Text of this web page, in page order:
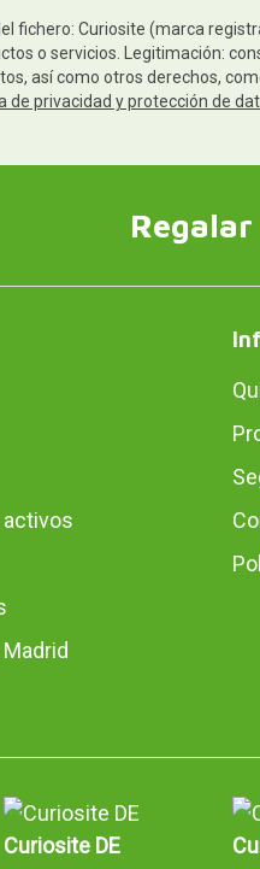
fichero: Curiosite (marca
o servicios. Legitimación:
así como otros derechos,
de privacidad y protección de
Curiosite DE